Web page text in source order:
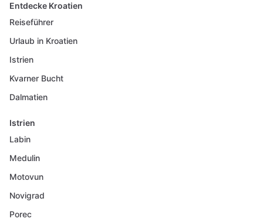
Entdecke Kroatien
Reiseführer
Urlaub in Kroatien
Istrien
Kvarner Bucht
Dalmatien
Istrien
Labin
Medulin
Motovun
Novigrad
Porec